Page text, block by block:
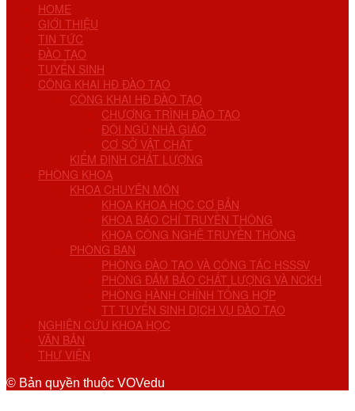
HOME
GIỚI THIỆU
TIN TỨC
ĐÀO TẠO
TUYỂN SINH
CÔNG KHAI HĐ ĐÀO TẠO
CÔNG KHAI HĐ ĐÀO TẠO
CHƯƠNG TRÌNH ĐÀO TẠO
ĐỘI NGŨ NHÀ GIÁO
CƠ SỞ VẬT CHẤT
KIỂM ĐỊNH CHẤT LƯỢNG
PHÒNG KHOA
KHOA CHUYÊN MÔN
KHOA KHOA HỌC CƠ BẢN
KHOA BÁO CHÍ TRUYỀN THÔNG
KHOA CÔNG NGHỆ TRUYỀN THÔNG
PHÒNG BAN
PHÒNG ĐÀO TẠO VÀ CÔNG TÁC HSSSV
PHÒNG ĐẢM BẢO CHẤT LƯỢNG VÀ NCKH
PHÒNG HÀNH CHÍNH TỔNG HỢP
TT TUYỂN SINH DỊCH VỤ ĐÀO TẠO
NGHIÊN CỨU KHOA HỌC
VĂN BẢN
THƯ VIỆN
© Bản quyền thuộc VOVedu